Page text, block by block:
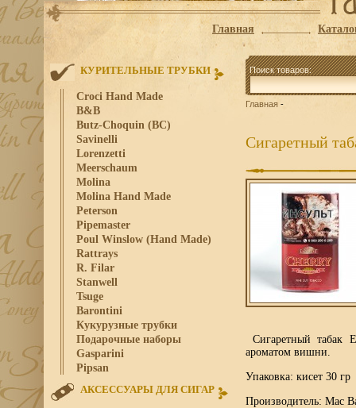
Главная
КУРИТЕЛЬНЫЕ ТРУБКИ
Croci Hand Made
B&B
Butz-Choquin (BC)
Savinelli
Lorenzetti
Meerschaum
Molina
Molina Hand Made
Peterson
Pipemaster
Poul Winslow (Hand Made)
Rattrays
R. Filar
Stanwell
Tsuge
Barontini
Кукурузные трубки
Подарочные наборы
Gasparini
Pipsan
АКСЕССУАРЫ ДЛЯ СИГАР
Поиск товаров:
Главная -
Сигаретный
Сигаретный табак
ароматом вишни.
Упаковка: кисет 30 гр
Производитель: Mac